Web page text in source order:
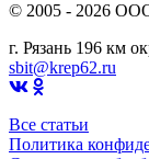
© 2005 - 2026
г. Рязань 196 км
sbit@krep62.ru
Все статьи
Политика